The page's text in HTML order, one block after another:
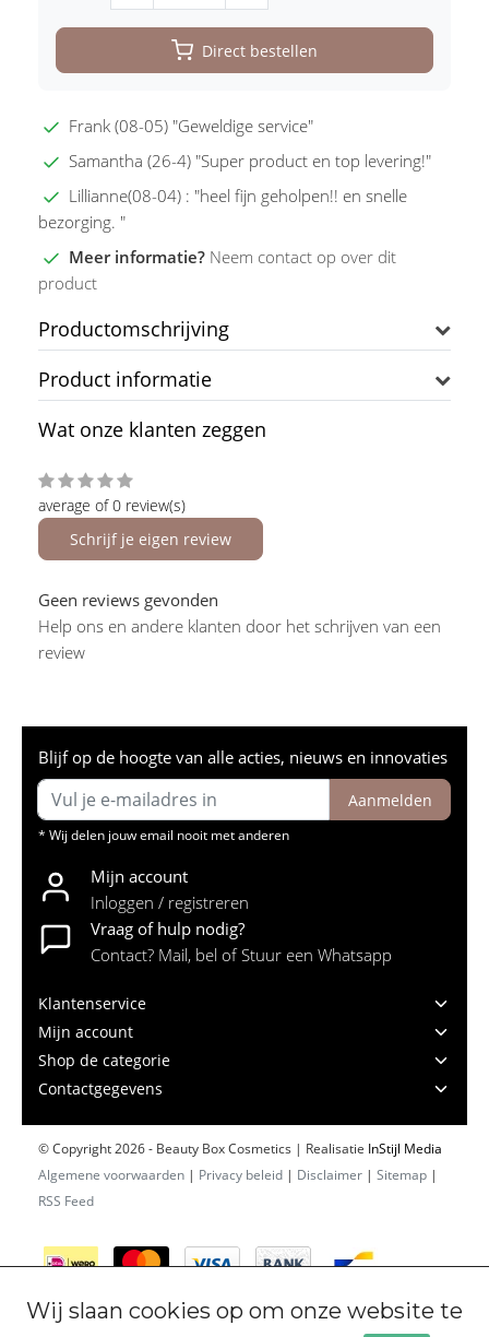
Direct bestellen
Frank (08-05) "Geweldige service"
Samantha (26-4) "Super product en top levering!"
Lillianne(08-04) : "heel fijn geholpen!! en snelle
bezorging. "
Meer informatie? Neem contact op over dit
product
Productomschrijving
Product informatie
Wat onze klanten zeggen
average of 0 review(s)
Schrijf je eigen review
Geen reviews gevonden
Help ons en andere klanten door het schrijven van een
review
Blijf op de hoogte van alle acties, nieuws en innovaties
Aanmelden
* Wij delen jouw email nooit met anderen
Mijn account
Inloggen / registreren
Vraag of hulp nodig?
Contact? Mail, bel of Stuur een Whatsapp
Klantenservice
Mijn account
Shop de categorie
Contactgegevens
© Copyright 2026 - Beauty Box Cosmetics | Realisatie InStijl Media
Algemene voorwaarden | Privacy beleid | Disclaimer | Sitemap |
RSS Feed
Wij slaan cookies op om onze website te